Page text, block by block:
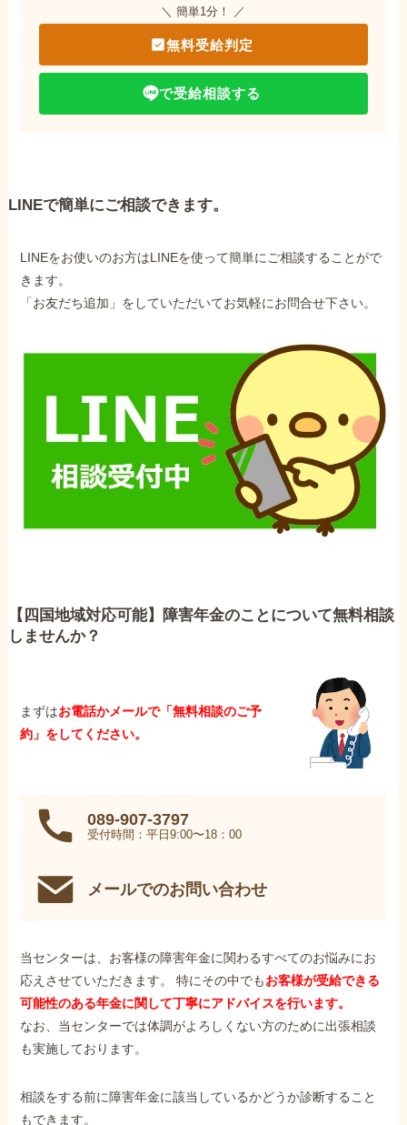
＼ 簡単1分！ ／
無料受給判定
で受給相談する
LINEで簡単にご相談できます。
LINEをお使いのお方はLINEを使って簡単にご相談することがで
きます。
「お友だち追加」をしていただいてお気軽にお問合せ下さい。
【四国地域対応可能】障害年金のことについて無料相談
しませんか？
まずはお電話かメールで「無料相談のご予
約」をしてください。
089-907-3797
受付時間：平日9:00〜18：00
メールでのお問い合わせ
当センターは、お客様の障害年金に関わるすべてのお悩みにお
応えさせていただきます。 特にその中でもお客様が受給できる
可能性のある年金に関して丁寧にアドバイスを行います。
なお、当センターでは体調がよろしくない方のために出張相談
も実施しております。
相談をする前に障害年金に該当しているかどうか診断すること
もできます。